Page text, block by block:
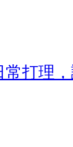
打理